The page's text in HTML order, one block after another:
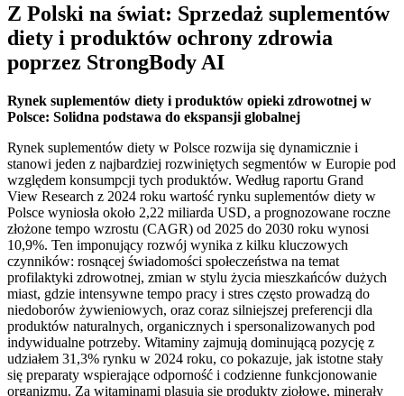
Z Polski na świat: Sprzedaż suplementów
diety i produktów ochrony zdrowia
poprzez StrongBody AI
Rynek suplementów diety i produktów opieki zdrowotnej w
Polsce: Solidna podstawa do ekspansji globalnej
Rynek suplementów diety w Polsce rozwija się dynamicznie i
stanowi jeden z najbardziej rozwiniętych segmentów w Europie pod
względem konsumpcji tych produktów. Według raportu Grand
View Research z 2024 roku wartość rynku suplementów diety w
Polsce wyniosła około 2,22 miliarda USD, a prognozowane roczne
złożone tempo wzrostu (CAGR) od 2025 do 2030 roku wynosi
10,9%. Ten imponujący rozwój wynika z kilku kluczowych
czynników: rosnącej świadomości społeczeństwa na temat
profilaktyki zdrowotnej, zmian w stylu życia mieszkańców dużych
miast, gdzie intensywne tempo pracy i stres często prowadzą do
niedoborów żywieniowych, oraz coraz silniejszej preferencji dla
produktów naturalnych, organicznych i spersonalizowanych pod
indywidualne potrzeby. Witaminy zajmują dominującą pozycję z
udziałem 31,3% rynku w 2024 roku, co pokazuje, jak istotne stały
się preparaty wspierające odporność i codzienne funkcjonowanie
organizmu. Za witaminami plasują się produkty ziołowe, minerały